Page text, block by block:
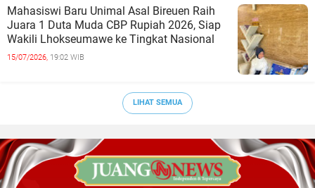
Mahasiswi Baru Unimal Asal Bireuen Raih
Juara 1 Duta Muda CBP Rupiah 2026, Siap
Wakili Lhokseumawe ke Tingkat Nasional
15/07/2026, 19:02 WIB
LIHAT SEMUA